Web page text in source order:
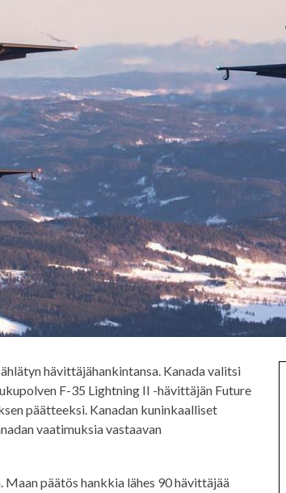
hävittäjähankintansa. Kanada valitsi
F-35 Lightning II -hävittäjän Future
päätteeksi. Kanadan kuninkaalliset
vaatimuksia vastaavan
Maan päätös hankkia lähes 90 hävittäjää